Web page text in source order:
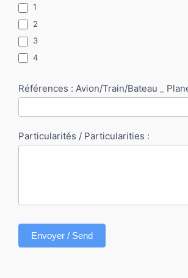
1
2
3
4
Références : Avion/Train/Bateau _
Particularités / Particularities :
Envoyer / Send